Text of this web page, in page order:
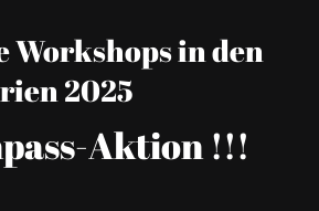
Workshops in den
2025
Aktion !!!